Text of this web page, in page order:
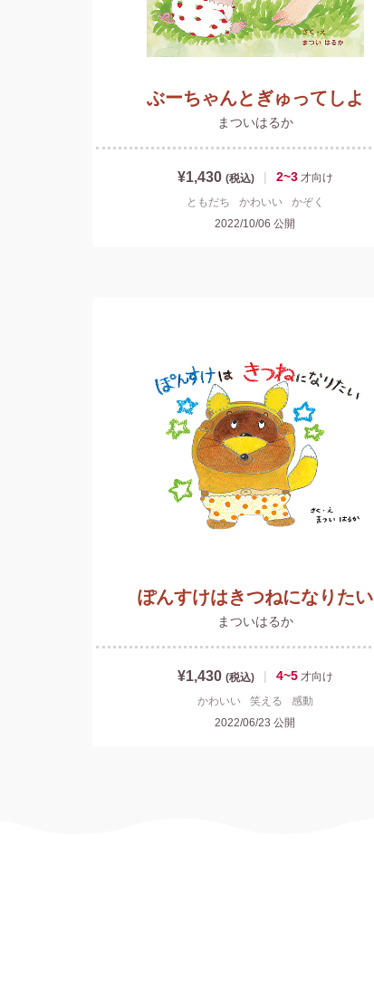
ぶーちゃんとぎゅってしよ
まついはるか
¥1,430 (税込) | 2~3 才向け
ともだち
かわいい
かぞく
2022/10/06 公開
ぽんすけはきつねになりたい
まついはるか
¥1,430 (税込) | 4~5 才向け
かわいい
笑える
感動
2022/06/23 公開